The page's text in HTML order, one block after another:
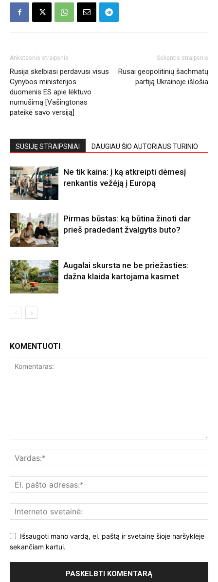
Ankstesnis straipsnis
Rusija skelbiasi perdavusi visus
Gynybos ministerijos
duomenis ES apie lėktuvo
numušimą [Vašingtonas
pateikė savo versiją]
Sekantis straipsnis
Rusai geopolitinių šachmatų
partiją Ukrainoje išlošia
SUSIJĘ STRAIPSNIAI DAUGIAU ŠIO AUTORIAUS TURINIO
Ne tik kaina: į ką atkreipti dėmesį
renkantis vežėją į Europą
Pirmas būstas: ką būtina žinoti dar
prieš pradedant žvalgytis buto?
Augalai skursta ne be priežasties:
dažna klaida kartojama kasmet
KOMENTUOTI
Išsaugoti mano vardą, el. paštą ir svetainę šioje naršyklėje
sekančiam kartui.